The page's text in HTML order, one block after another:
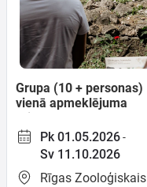
Grupa (10 + personas)
vienā apmeklējuma
reizē. Rīga ZOO
apmeklējums - Vasaras
sezona (No 1.05.26 līdz
11.10.26.)
Pk 01.05.2026-
Sv 11.10.2026
Rīgas Zooloģiskais